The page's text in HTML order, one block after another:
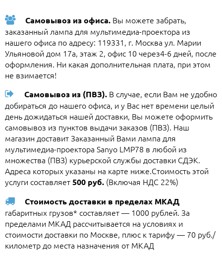
Самовывоз из офиса. Вы можете забрать,
заказанный лампа для мультимедиа-проектора из
нашего офиса по адресу: 119331, г. Москва ул. Марии
Ульяновой дом 17а, этаж 2, офис 10 через4-6 дней, после
оформления. Ни какая дополнительная плата, при этом
не взимается!
Самовывоз из (ПВЗ). В случае, если Вам не удобно
добираться до нашего офиса, и у Вас нет времени целый
день дожидаться нашей доставки, Вы можете оформить
самовывоз из пунктов выдачи заказов (ПВЗ). Наш
магазин доставит Заказанный Вами лампа для
мультимедиа-проектора Sanyo LMP78 в любой из
множества (ПВЗ) курьерской службы доставки СДЭК.
Адреса которых указаны на карте ниже.Стоимость этой
услуги составляет500 руб. (Включая НДС 22%)
Стоимость доставки в пределах МКАД
габаритных грузов* составляет — 1000 рублей. За
пределами МКАД рассчитывается на условиях и
стоимости доставки по Москве, плюс к тарифу — 70 руб./
километр до места назначения от МКАД